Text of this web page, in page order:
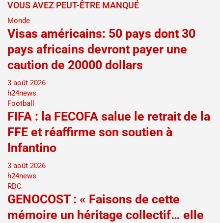
VOUS AVEZ PEUT-ÊTRE MANQUÉ
Monde
Visas américains: 50 pays dont 30
pays africains devront payer une
caution de 20000 dollars
3 août 2026
h24news
Football
FIFA : la FECOFA salue le retrait de la
FFE et réaffirme son soutien à
Infantino
3 août 2026
h24news
RDC
GENOCOST : « Faisons de cette
mémoire un héritage collectif… elle